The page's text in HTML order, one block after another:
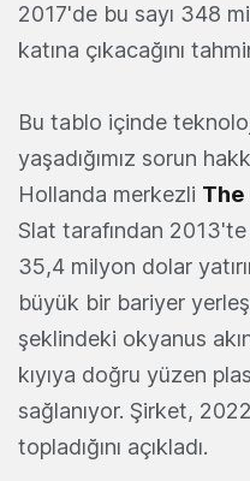
2017'de bu sayı 348
katına çıkacağını
Bu tablo içinde
yaşadığımız sorun
Hollanda merkezli The
Slat tarafından
35,4 milyon dolar
büyük bir bariyer
şeklindeki okyanus
kıyıya doğru yüzen
sağlanıyor. Şirket,
topladığını açıkladı.